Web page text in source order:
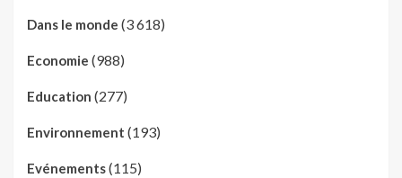
Dans le monde (3 618)
Economie (988)
Education (277)
Environnement (193)
Evénements(115)